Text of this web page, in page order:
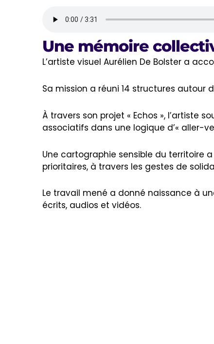
Une mémoire
L’artiste visuel Aurélien De Bolster a
Sa mission a réuni 14 structures
À travers son projet « Echos », l’artiste
associatifs dans une logique d’« aller-
Une cartographie sensible du territoire
prioritaires, à travers les gestes de
Le travail mené a donné naissance à
écrits, audios et vidéos.